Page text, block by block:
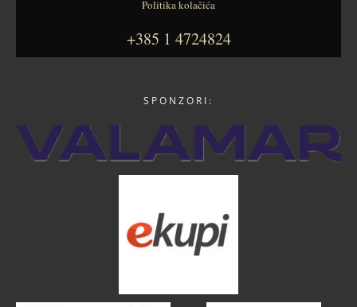
Politika kolačića
+385 1 4724824
SPONZORI: